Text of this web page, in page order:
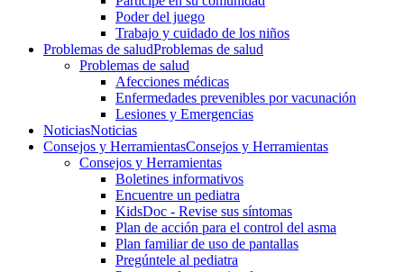
Poder del juego
Trabajo y cuidado de los niños
Problemas de saludProblemas de salud
Problemas de salud
Afecciones médicas
Enfermedades prevenibles por vacunación
Lesiones y Emergencias
NoticiasNoticias
Consejos y HerramientasConsejos y Herramientas
Consejos y Herramientas
Boletines informativos
Encuentre un pediatra
KidsDoc - Revise sus síntomas
Plan de acción para el control del asma
Plan familiar de uso de pantallas
Pregúntele al pediatra